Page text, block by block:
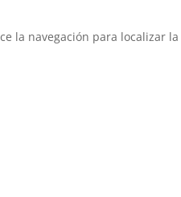
la navegación para localizar la